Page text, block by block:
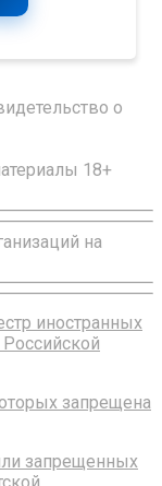
о
18+
на
иностранных
запрещена
запрещенных